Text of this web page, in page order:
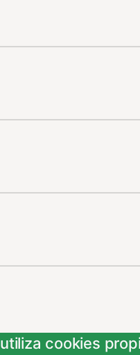
cookies